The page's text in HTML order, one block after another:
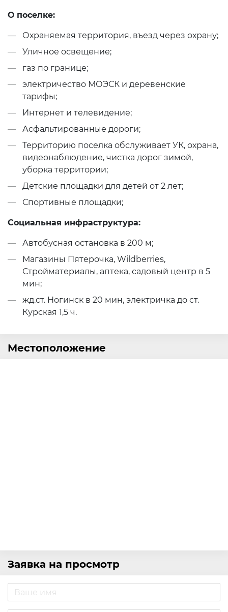
О поселке:
Охраняемая территория, въезд через охрану;
Уличное освещение;
газ по границе;
электричество МОЭСК и деревенские
тарифы;
Интернет и телевидение;
Асфальтированные дороги;
Территорию поселка обслуживает УК, охрана,
видеонаблюдение, чистка дорог зимой,
уборка территории;
Детские площадки для детей от 2 лет;
Спортивные площадки;
Социальная инфраструктура:
Автобусная остановка в 200 м;
Магазины Пятерочка, Wildberries,
Стройматериалы, аптека, садовый центр в 5
мин;
жд.ст. Ногинск в 20 мин, электричка до ст.
Курская 1,5 ч.
Местоположение
Заявка на просмотр